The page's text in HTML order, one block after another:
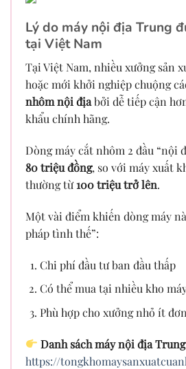
Lý do máy nội địa Trung
tại Việt Nam
Tại Việt Nam, nhiều xưởng sản
hoặc mới khởi nghiệp chuộng
nhôm nội địabởi dễ tiếp cận
khẩu chính hãng.
Dòng máy cắt nhôm 2 đầu “nội
80 triệu đồng, so với máy xuất
thường từ100 triệu trở lên.
Một vài điểm khiến dòng máy
pháp tình thế”:
Chi phí đầu tư ban đầu thấp
Có thể mua tại nhiều kho
Phù hợp cho xưởng nhỏ ít
Danh sách máy nội địa
https://